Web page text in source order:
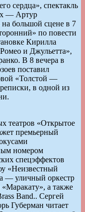
сердца», спектакль
— Артур
большой сцене в 7
по повести
Кирилла
и Джульетта»,
В 8 вечера в
поставил
«Толстой —
в одной из
театров «Открытое
премьерный
номером
спецэффектов
«Неизвестный
— уличный оркестр
а также
Band.. Сергей
Губерман читает